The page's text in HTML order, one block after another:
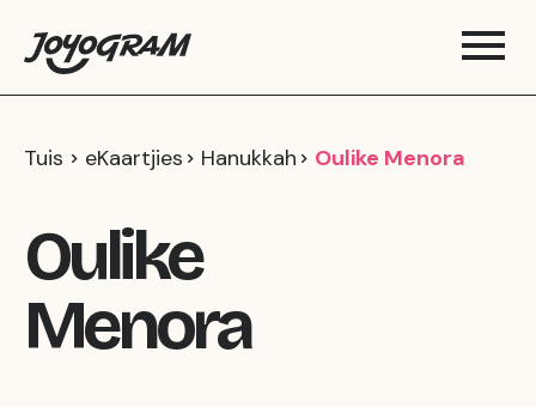
Tuis eKaartjies Hanukkah Oulike Menora
Oulike
Menora